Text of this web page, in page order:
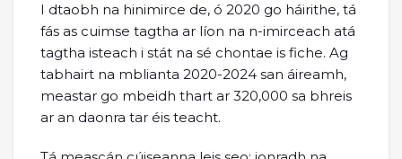
I dtaobh na hinimirce de, ó 2020 go háirithe, tá
fás as cuimse tagtha ar líon na n-imirceach atá
tagtha isteach i stát na sé chontae is fiche. Ag
tabhairt na mblianta 2020-2024 san áireamh,
meastar go mbeidh thart ar 320,000 sa bhreis
ar an daonra tar éis teacht.